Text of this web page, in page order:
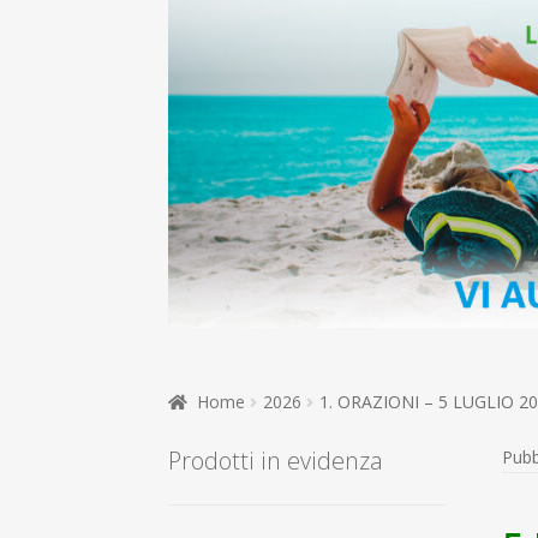
Home 2026 1. ORAZIONI – 5 LUGLIO
Prodotti in evidenza